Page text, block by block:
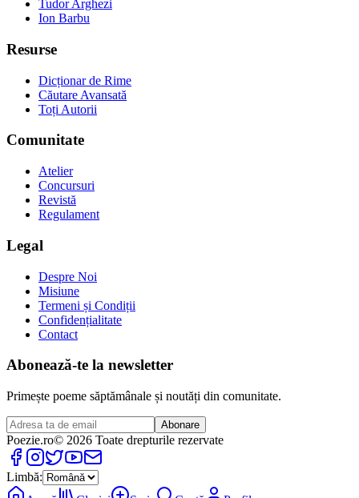
Tudor Arghezi
Ion Barbu
Resurse
Dicționar de Rime
Căutare Avansată
Toți Autorii
Comunitate
Atelier
Concursuri
Revistă
Regulament
Legal
Despre Noi
Misiune
Termeni și Condiții
Confidențialitate
Contact
Abonează-te la newsletter
Primește poeme săptămânale și noutăți din comunitate.
Abonare
Poezie.ro© 2026 Toate drepturile rezervate
Limbă: